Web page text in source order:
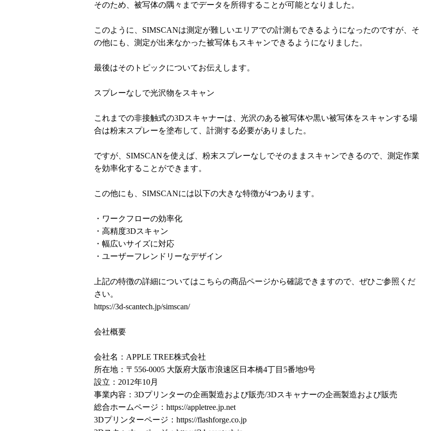
そのため、被写体の隅々までデータを所得することが可能となりました。
このように、SIMSCANは測定が難しいエリアでの計測もできるようになったのですが、そ
の他にも、測定が出来なかった被写体もスキャンできるようになりました。
最後はそのトピックについてお伝えします。
スプレーなしで光沢物をスキャン
これまでの非接触式の3Dスキャナーは、光沢のある被写体や黒い被写体をスキャンする場
合は粉末スプレーを塗布して、計測する必要がありました。
ですが、SIMSCANを使えば、粉末スプレーなしでそのままスキャンできるので、測定作業
を効率化することができます。
この他にも、SIMSCANには以下の大きな特徴が4つあります。
・ワークフローの効率化
・高精度3Dスキャン
・幅広いサイズに対応
・ユーザーフレンドリーなデザイン
上記の特徴の詳細についてはこちらの商品ページから確認できますので、ぜひご参照くだ
さい。
https://3d-scantech.jp/simscan/
会社概要
会社名：APPLE TREE株式会社
所在地：〒556-0005 大阪府大阪市浪速区日本橋4丁目5番地9号
設立：2012年10月
事業内容：3Dプリンターの企画製造および販売/3Dスキャナーの企画製造および販売
総合ホームページ： https://appletree.jp.net
3Dプリンターページ： https://flashforge.co.jp